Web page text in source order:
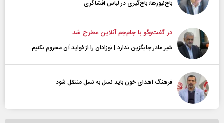
باج‌نیوزها؛ باج‌گیری در لباس افشاگری
در گفت‌و‌گو با جام‌جم آنلاین مطرح شد
شیر مادر جایگزین ندارد | نوزادان را از فواید آن محروم نکنیم
فرهنگ اهدای خون باید نسل به نسل منتقل شود